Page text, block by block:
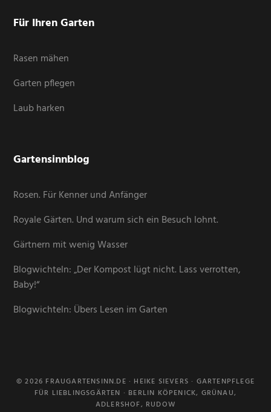
Für Ihren Garten
Rasen mähen
Garten pflegen
Laub harken
Gartensinnblog
Rosen. Für Kenner und Anfänger
Royale Gärten. Und warum sich ein Besuch lohnt.
Gärtnern mit wenig Wasser
Blogwichteln: „Der Kompost lügt nicht. Lass verrotten,
Baby!“
Blogwichteln: Übers Lesen im Garten
© 2026 FRAUGARTENSINN.DE · HEIKE SIEVERS · GARTENPFLEGE
FÜR LIEBLINGSGÄRTEN · BERLIN KÖPENICK, GRÜNAU,
ADLERSHOF, RUDOW